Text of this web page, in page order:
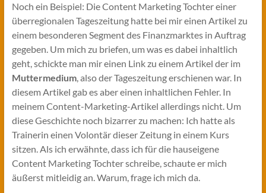
Noch ein Beispiel: Die Content Marketing Tochter einer
überregionalen Tageszeitung hatte bei mir einen Artikel zu
einem besonderen Segment des Finanzmarktes in Auftrag
gegeben. Um mich zu briefen, um was es dabei inhaltlich
geht, schickte man mir einen Link zu einem Artikel der im
Muttermedium, also der Tageszeitung erschienen war. In
diesem Artikel gab es aber einen inhaltlichen Fehler. In
meinem Content-Marketing-Artikel allerdings nicht. Um
diese Geschichte noch bizarrer zu machen: Ich hatte als
Trainerin einen Volontär dieser Zeitung in einem Kurs
sitzen. Als ich erwähnte, dass ich für die hauseigene
Content Marketing Tochter schreibe, schaute er mich
äußerst mitleidig an. Warum, frage ich mich da.